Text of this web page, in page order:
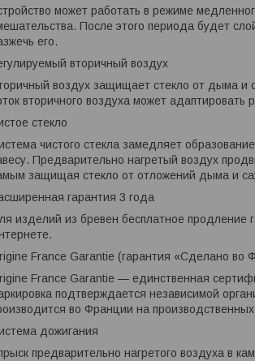
может работать в режиме
После этого периода будет
его.
вторичный воздух
воздух защищает стекло от дыма и
вторичного воздуха может адаптировать
стекло
чистого стекла замедляет
Предварительно нагретый воздух
защищая стекло от отложений дыма и
гарантия 3 года
изделий из бревен бесплатное продление
France Garantie (гарантия «Сделано во
France Garantie — единственная
подтверждается независимой
во Франции на
дожигания
предварительно нагретого воздуха в